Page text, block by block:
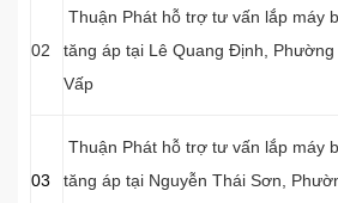
02
Thuận Phát hỗ trợ tư vấn lắp máy
tăng áp tại Lê Quang Định, Phường
Vấp
03
Thuận Phát hỗ trợ tư vấn lắp máy
tăng áp tại Nguyễn Thái Sơn,